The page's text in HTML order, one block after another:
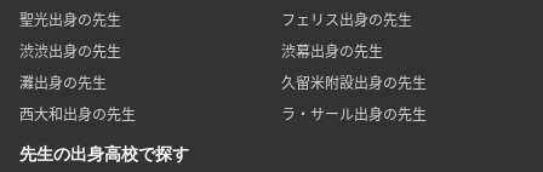
聖光出身の先生
フェリス出身の先生
渋渋出身の先生
渋幕出身の先生
灘出身の先生
久留米附設出身の先生
西大和出身の先生
ラ・サール出身の先生
先生の出身高校で探す